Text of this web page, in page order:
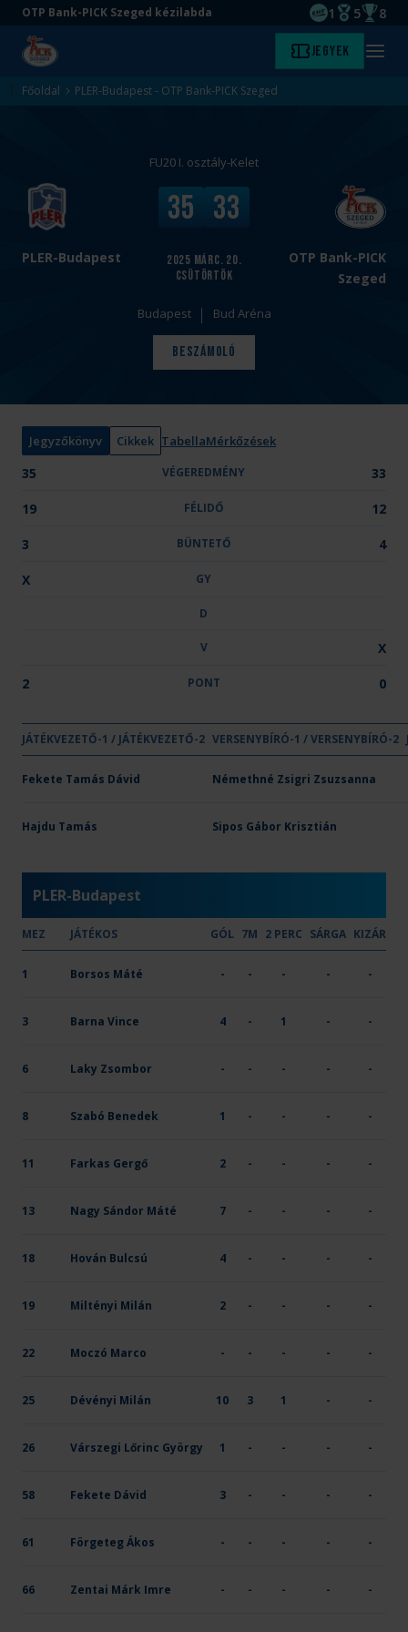
Ugrás
tartalomra
Ugrás
aljára
OTP Bank-PICK Szeged kézilabda
EHF
1
Magyar
5 8
Kezdőlap Jegyek Menü
Főoldal PLER-Budapest - OTP Bank-PICK Szeged
FU20 I. osztály-Kelet
PLER-Budapest
v
s
OTP Bank-PICK
Szeged
2025 márc. 20.
csütörtök
V
é
e
r
e
d
m
é
n
:
35 33
Budapest Bud Aréna
Beszámoló
Jegyzőkönyv Cikkek TabellaMérkőzések
35 VÉGEREDMÉNY 33
19 FÉLIDŐ 12
3 BÜNTETŐ 4
X GY
D
V X
2 PONT 0
Csapat neve
VÉGEREDMÉNY FÉLIDŐ BÜNTETŐ GY D V
PLER-Budapest 19 3 X
OTP Bank-PICK Szeged 12 4
JÁTÉKVEZETŐ-1 / JÁTÉKVEZETŐ-2 VERSENYBÍRÓ-1 / VERSENYBÍRÓ-2
Fekete Tamás Dávid Némethné Zsigri Zsuzsanna
Hajdu Tamás Sipos Gábor Krisztián
PLER-Budapest
MEZ JÁTÉKOS GÓL 7M 2 PERC SÁRGA KIZÁR
1 Borsos Máté - - - - -
3 Barna Vince 4 - 1 - -
6 Laky Zsombor - - - - -
8 Szabó Benedek 1 - - - -
11 Farkas Gergő 2 - - - -
13 Nagy Sándor Máté 7 - - - -
18 Hován Bulcsú 4 - - - -
19 Miltényi Milán 2 - - - -
22 Moczó Marco - - - - -
25 Dévényi Milán 10 3 1 - -
26 Várszegi Lőrinc György 1 - - - -
58 Fekete Dávid 3 - - - -
61 Förgeteg Ákos - - - - -
66 Zentai Márk Imre - - - - -